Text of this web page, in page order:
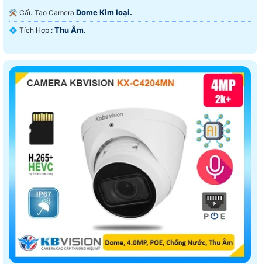
⚒ Cấu Tạo Camera Dome Kim loại.
️💠 Tích Hợp : Thu Âm.